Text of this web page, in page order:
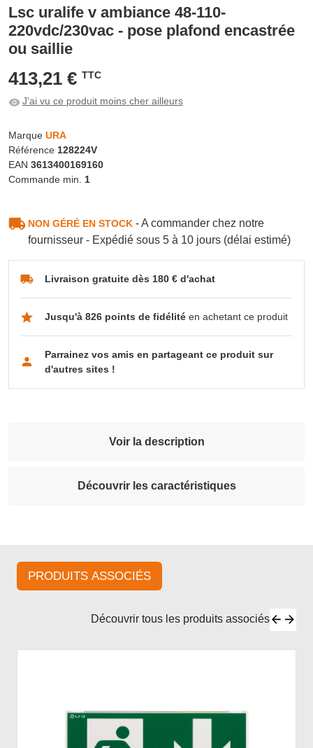
Lsc uralife v ambiance 48-110-
220vdc/230vac - pose plafond encastrée
ou saillie
413,21 € TTC
J'ai vu ce produit moins cher ailleurs
Marque URA
Référence 128224V
EAN 3613400169160
Commande min. 1
NON GÉRÉ EN STOCK- A commander chez notre
fournisseur - Expédié sous 5 à 10 jours (délai estimé)
Livraison gratuite dès 180 € d'achat
Jusqu'à 826 points de fidélitéen achetant ce produit
Parrainez vos amis en partageant ce produit sur
d'autres sites !
Voir la description
Découvrir les caractéristiques
PRODUITS ASSOCIÉS
Découvrir tous les produits associés